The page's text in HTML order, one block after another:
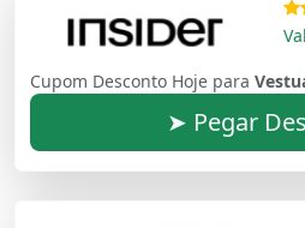
Cupom Desconto Hoje para
➤ Pegar